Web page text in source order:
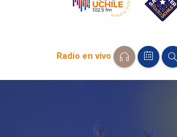
Radio en vivo